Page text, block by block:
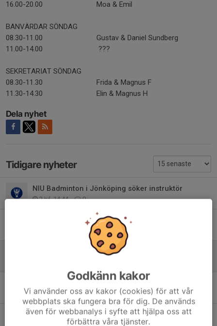
16.00-20.00
Moa & Emil
BANVÄRDAR SÖNDAG
08.30-11.00
Gustav & Daniel Sundberg
11.00-14.00
???
SEKRETARIAT SÖNDAG
08.30-11.30
Frida & Magnus F
11.30-14.30
Elin & Magnus H
Dela nyhet
Tidigare nyheter
NIU Badminton i Jönköping söker instruktör
2 jul, 14:44 0
0
Bemanning till Vårcupen 25-26 apr
17 mar, 22:28 0
Sista anmälan till Wätterstad Cup
6 mar, 11:52 0
Godkänn kakor
Vi använder oss av kakor (cookies) för att vår
webbplats ska fungera bra för dig. De används
även för webbanalys i syfte att hjälpa oss att
förbättra våra tjänster.